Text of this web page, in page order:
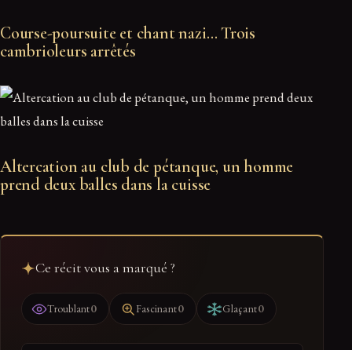
Course-poursuite et chant nazi… Trois
cambrioleurs arrêtés
Altercation au club de pétanque, un homme
prend deux balles dans la cuisse
Ce récit vous a marqué ?
Troublant0 Fascinant0 Glaçant0